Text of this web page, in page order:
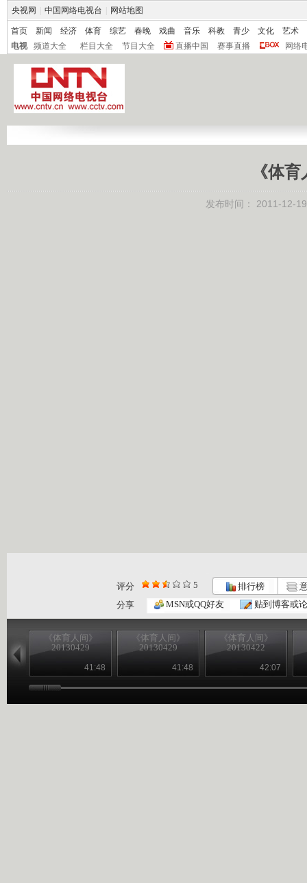
央视网 中国网络电视台 网站地图
首页 新闻 经济 体育 综艺 春晚 戏曲 音乐 科教 青少 文化
艺术
电视
频道大全 栏目大全 节目大全 直播中国 赛事直播 网络
《体
发布时间： 2011-12-
评分 5 排行榜
分享
MSN或QQ好友 贴到博客或
《体育人间》
20130429
41:48
《体育人间》
20130429
41:48
《体育人间》
20130422
42:07